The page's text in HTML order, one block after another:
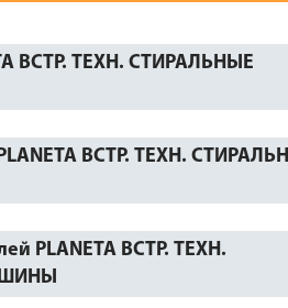
ВСТР. ТЕХН. СТИРАЛЬНЫЕ
ВСТР. ТЕХН.
PLANETA ВСТР. ТЕХН.